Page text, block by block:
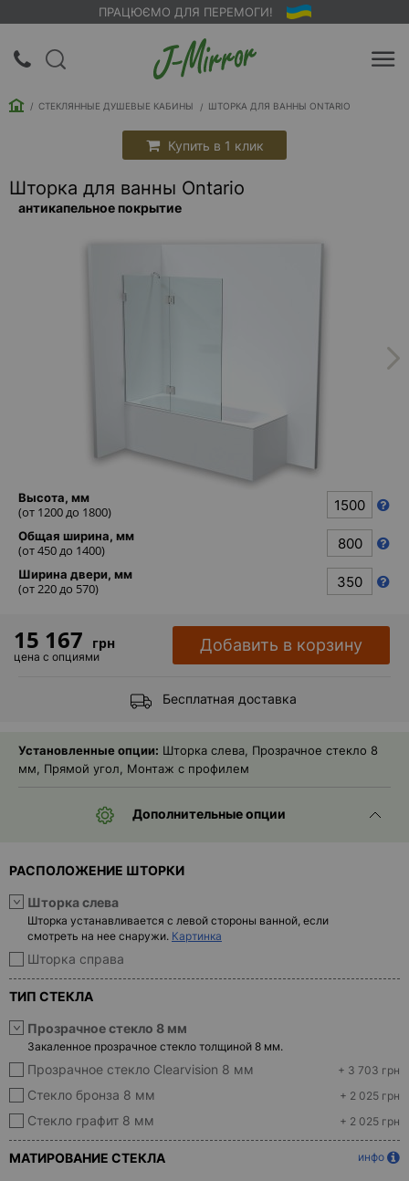
ПРАЦЮЄМО ДЛЯ ПЕРЕМОГИ!
Шкафчики
Душевые
кабины
Зеркала
Reflex
В
наличии
Помошь
СТЕКЛЯННЫЕ ДУШЕВЫЕ КАБИНЫ ШТОРКА ДЛЯ ВАННЫ ONTARIO
Купить в 1 клик
Шторка для ванны Ontario
антикапельное покрытие
Высота, мм
(от 1200до 1800)
Общая ширина, мм
(от450до 1400)
Ширина двери, мм
(от220до 570)
15 167 грн
цена с опциями
Добавить в корзину
Бесплатная доставка
Установленные опции: Шторка слева, Прозрачное стекло 8
мм, Прямой угол, Монтаж с профилем
Дополнительные опции
РАСПОЛОЖЕНИЕ ШТОРКИ
Шторка слева
Шторка устанавливается с левой стороны ванной, если
смотреть на нее снаружи. Картинка
Шторка справа
ТИП СТЕКЛА
Прозрачное стекло 8 мм
Закаленное прозрачное стекло толщиной 8 мм.
Прозрачное стекло Clearvision 8 мм + 3 703 грн
Стекло бронза 8 мм + 2 025 грн
Стекло графит 8 мм + 2 025 грн
МАТИРОВАНИЕ СТЕКЛА инфо